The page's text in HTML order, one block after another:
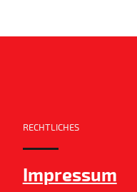
RECHTLICHES
Impressum